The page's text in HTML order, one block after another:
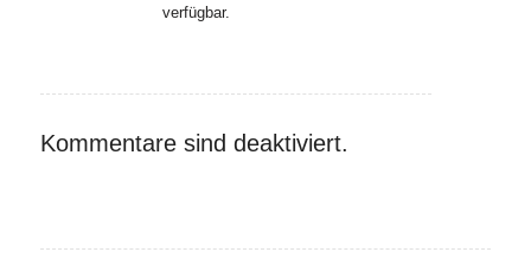
verfügbar.
Kommentare sind deaktiviert.